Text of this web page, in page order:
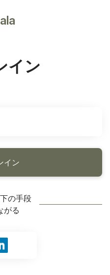
イン
イン
の手段
がる
でサインイン